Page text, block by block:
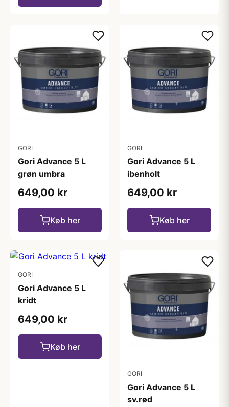
GORI
Gori Advance 5 L
grøn umbra
649,00 kr
Køb her
GORI
Gori Advance 5 L
ibenholt
649,00 kr
Køb her
GORI
Gori Advance 5 L
kridt
649,00 kr
Køb her
GORI
Gori Advance 5 L
sv.rød